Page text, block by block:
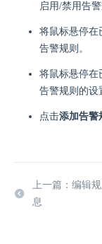
启用/禁用告警
将鼠标悬停在
告警规则。
将鼠标悬停在
告警规则的设
点击添加告警
上一篇：编辑
息